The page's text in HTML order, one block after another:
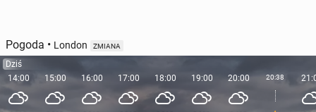
Pogoda • London ZMIANA
Dziś
14:00
15:00 16:00 17:00 18:00 19:00 20:00 20:38